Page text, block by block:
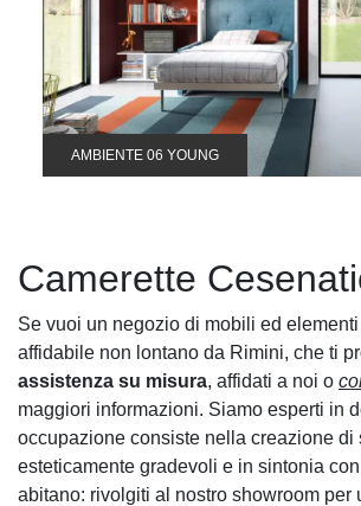
AMBIENTE 06 YOUNG
Camerette
Se vuoi un negozio di mobili ed
affidabile non lontano da Rimini, che ti
assistenza su misura, affidati a noi o
maggiori informazioni. Siamo esperti in
occupazione consiste nella creazione di
esteticamente gradevoli e in sintonia
abitano: rivolgiti al nostro showroom per